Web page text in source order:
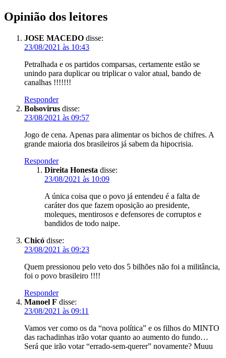
Opinião dos leitores
JOSE MACEDO disse:
23/08/2021 às 10:43
Petralhada e os partidos comparsas, certamente estão se
unindo para duplicar ou triplicar o valor atual, bando de
canalhas !!!!!!!
Responder
Bolsovirus disse:
23/08/2021 às 09:57
Jogo de cena. Apenas para alimentar os bichos de chifres. A
grande maioria dos brasileiros já sabem da hipocrisia.
Responder
Direita Honesta disse:
23/08/2021 às 10:09
A única coisa que o povo já entendeu é a falta de
caráter dos que fazem oposição ao presidente,
moleques, mentirosos e defensores de corruptos e
bandidos de todo naipe.
Chicó disse:
23/08/2021 às 09:23
Quem pressionou pelo veto dos 5 bilhões não foi a militância,
foi o povo brasileiro !!!!
Responder
Manoel F disse:
23/08/2021 às 09:11
Vamos ver como os da “nova política” e os filhos do MINTO
das rachadinhas irão votar quanto ao aumento do fundo…
Será que irão votar “errado-sem-querer” novamente? Muuu